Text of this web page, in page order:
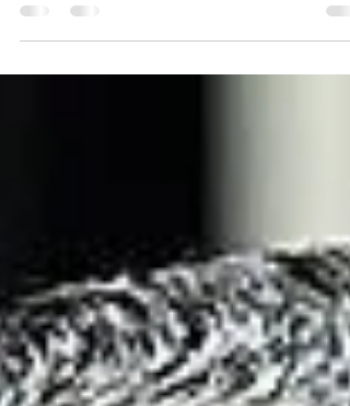
Votação no Senado ainda não tem data,
segundo o presidente da CCJ, Davi